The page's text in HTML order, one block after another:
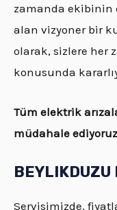
zamanda ekibinin
alan vizyoner bir
olarak, sizlere her
konusunda
Tüm elektrik
müdahale
Servisimizde,